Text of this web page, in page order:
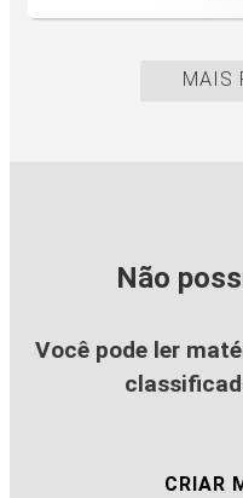
MAIS
Não
Você pode ler
CRIAR